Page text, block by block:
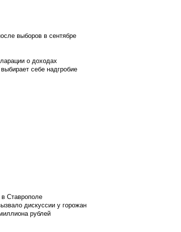
выборов в сентябре
о доходах
себе надгробие
Ставрополе
дискуссии у горожан
рублей